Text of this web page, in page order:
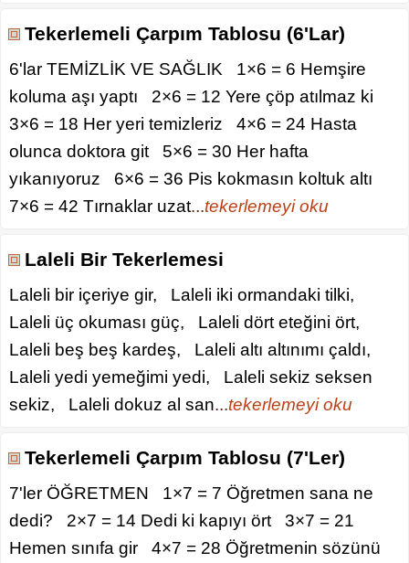
Tekerlemeli Çarpım Tablosu (6'Lar)
6'lar TEMİZLİK VE SAĞLIK 1×6 = 6 Hemşire
koluma aşı yaptı 2×6 = 12 Yere çöp atılmaz ki
3×6 = 18 Her yeri temizleriz 4×6 = 24 Hasta
olunca doktora git 5×6 = 30 Her hafta
yıkanıyoruz 6×6 = 36 Pis kokmasın koltuk altı
7×6 = 42 Tırnaklar uzat...tekerlemeyi oku
Laleli Bir Tekerlemesi
Laleli bir içeriye gir, Laleli iki ormandaki tilki,
Laleli üç okuması güç, Laleli dört eteğini ört,
Laleli beş beş kardeş, Laleli altı altınımı çaldı,
Laleli yedi yemeğimi yedi, Laleli sekiz seksen
sekiz, Laleli dokuz al san...tekerlemeyi oku
Tekerlemeli Çarpım Tablosu (7'Ler)
7'ler ÖĞRETMEN 1×7 = 7 Öğretmen sana ne
dedi? 2×7 = 14 Dedi ki kapıyı ört 3×7 = 21
Hemen sınıfa gir 4×7 = 28 Öğretmenin sözünü